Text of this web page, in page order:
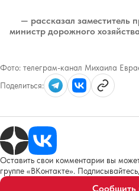
— рассказал заместитель
министр дорожного
Фото: телеграм-канал Михаила
Поделиться:
Оставить свои комментарии вы
группе «ВКонтакте».
Сообщить